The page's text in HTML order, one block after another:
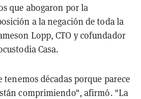
que abogaron por la
a la negación de toda la
Lopp, CTO y cofundador
Casa.
décadas porque parece
comprimiendo", afirmó. "La